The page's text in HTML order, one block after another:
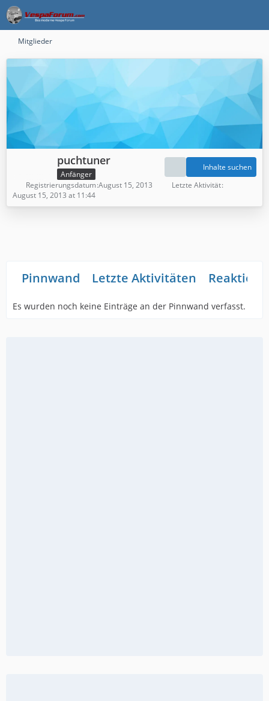
Mitglieder
puchtuner
Anfänger
Inhalte suchen
Registrierungsdatum August 15, 2013
Letzte Aktivität
August 15, 2013 at 11:44
Pinnwand Letzte Aktivitäten
Es wurden noch keine Einträge an der Pinnwand verfasst.